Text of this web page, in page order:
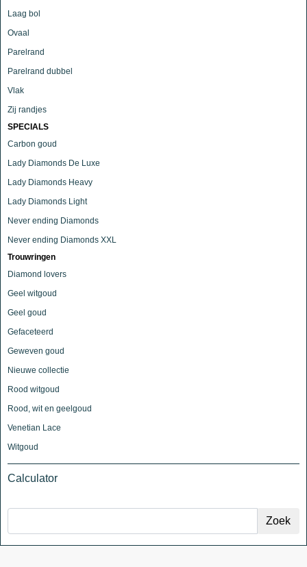
Laag bol
Ovaal
Parelrand
Parelrand dubbel
Vlak
Zij randjes
SPECIALS
Carbon goud
Lady Diamonds De Luxe
Lady Diamonds Heavy
Lady Diamonds Light
Never ending Diamonds
Never ending Diamonds XXL
Trouwringen
Diamond lovers
Geel witgoud
Geel goud
Gefaceteerd
Geweven goud
Nieuwe collectie
Rood witgoud
Rood, wit en geelgoud
Venetian Lace
Witgoud
Calculator